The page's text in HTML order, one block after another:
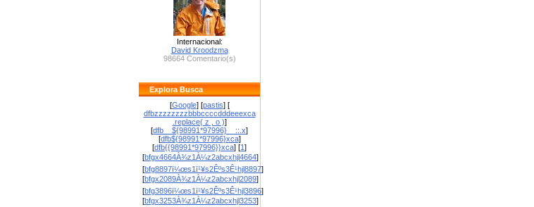
Internacional:
David Kroodzma
98664 Comentario(s)
Explora Busca
[Google] [pastis] [
dfbzzzzzzzzbbbccccdddeeexca
.replace( z , o )]
[dfb__${98991*97996}__::.x]
[dfb${98991*97996}xca]
[dfb{{98991*97996}}xca] [1]
[bfgx4664À¾z1À¼z2abcxhjl4664]
[bfg8897ï¼œs1ï¹¥s2Êºs3Ê¹hjl8897]
[bfgx2089À¾z1À¼z2abcxhjl2089]
[bfg3896ï¼œs1ï¹¥s2Êºs3Ê¹hjl3896]
[bfgx3253À¾z1À¼z2abcxhjl3253]